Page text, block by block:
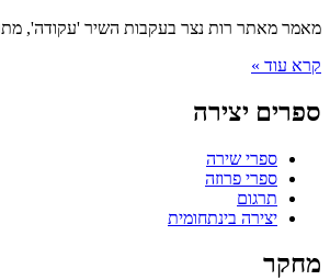
מאמר מאתר רות נצר בעקבות השיר 'עקודה',
קרא עוד »
ספרים יצירה
ספרי שירה
ספרי פרוזה
תרגום
יצירה בינתחומית
מחקר